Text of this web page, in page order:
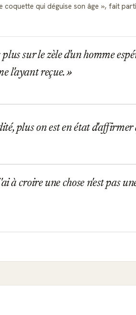
coquette qui déguise son âge
, fait
sur le zèle d'un homme
l'ayant reçue.
plus on est en état
à croire une chose n'est pas